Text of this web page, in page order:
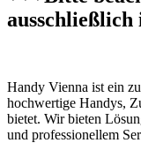
Handy Vienna ist ein
hochwertige Handys,
bietet. Wir bieten
und professionellem